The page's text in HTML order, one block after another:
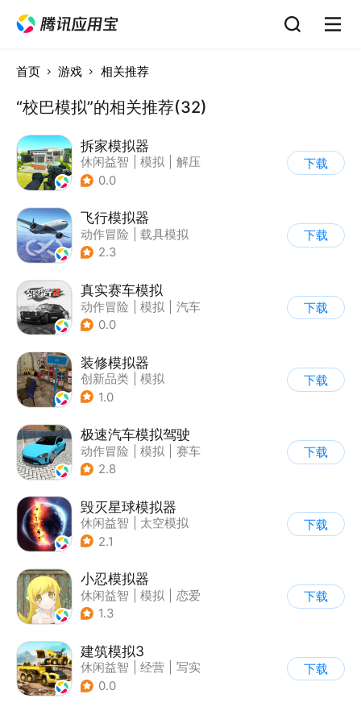
首页 游戏 相关推荐
“校巴模拟”的相关推荐(32)
拆家模拟器
休闲益智 模拟
解压
| 写实
0.0
下载
飞行模拟器
动作冒险
载具模拟
| 飞机
2.3
下载
真实赛车模拟
动作冒险 模拟
汽车
| 漂移
0.0
下载
装修模拟器
创新品类
模拟
| 女性向
1.0
下载
极速汽车模拟驾驶
动作冒险 模拟
赛车
| 漂移
2.8
下载
毁灭星球模拟器
休闲益智
太空模拟
| 太空
2.1
下载
小忍模拟器
休闲益智 模拟
恋爱
| 女性向
1.3
下载
建筑模拟3
休闲益智 经营
写实
| 建造模拟
0.0
下载